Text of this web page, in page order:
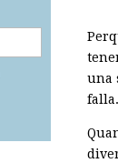
una
falla.